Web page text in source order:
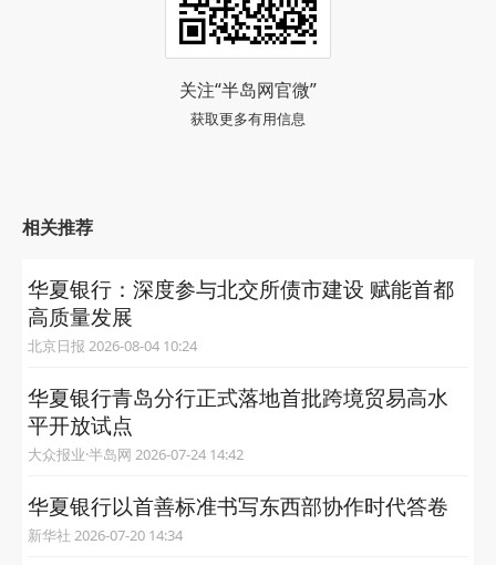
关注“半岛网官微”
获取更多有用信息
相关推荐
华夏银行：深度参与北交所债市建设 赋能首都
高质量发展
北京日报 2026-08-04 10:24
华夏银行青岛分行正式落地首批跨境贸易高水
平开放试点
大众报业·半岛网 2026-07-24 14:42
华夏银行以首善标准书写东西部协作时代答卷
新华社 2026-07-20 14:34